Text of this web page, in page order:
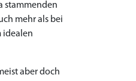
stammenden
mehr als bei
idealen
aber doch